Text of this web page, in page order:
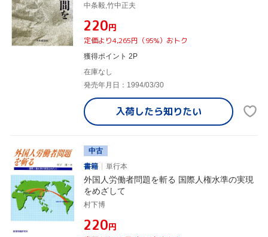
中条毅,竹中正夫
¥220円
定価より4,265円（95%）おトク
獲得ポイント 2P
在庫なし
発売年月日：1994/03/30
入荷したら知りたい
中古
書籍
単行本
外国人労働者問題を斬る 国際人権水準の実現
をめざして
村下博
¥220円